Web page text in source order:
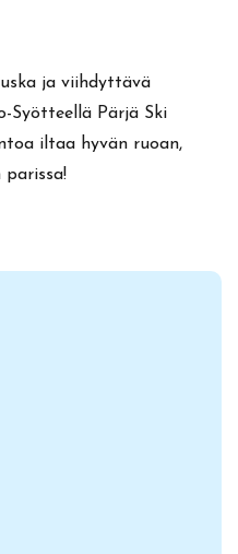
ja viihdyttävä
Syötteellä Pärjä Ski
iltaa hyvän ruoan,